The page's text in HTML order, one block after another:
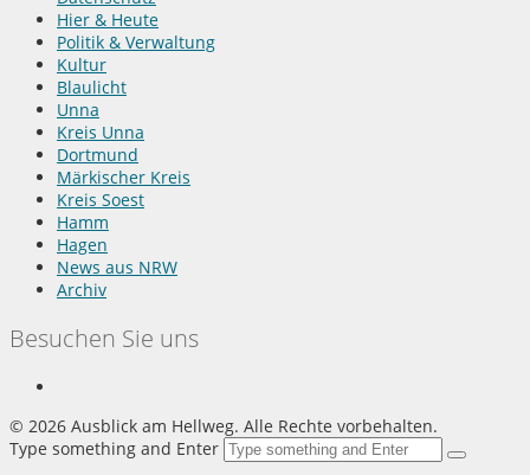
Hier & Heute
Politik & Verwaltung
Kultur
Blaulicht
Unna
Kreis Unna
Dortmund
Märkischer Kreis
Kreis Soest
Hamm
Hagen
News aus NRW
Archiv
Besuchen Sie uns
© 2026 Ausblick am Hellweg. Alle Rechte vorbehalten.
Type something and Enter